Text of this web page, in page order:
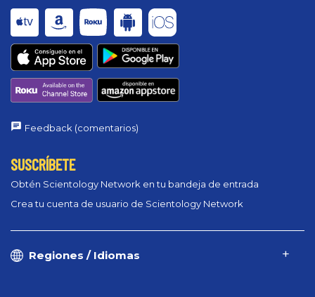
Feedback (comentarios)
SUSCRÍBETE
Obtén Scientology Network en tu bandeja de entrada
Crea tu cuenta de usuario de Scientology Network
Regiones / Idiomas